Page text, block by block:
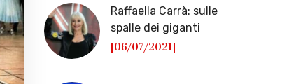
Raffaella Carrà: sulle
spalle dei giganti
[06/07/2021]